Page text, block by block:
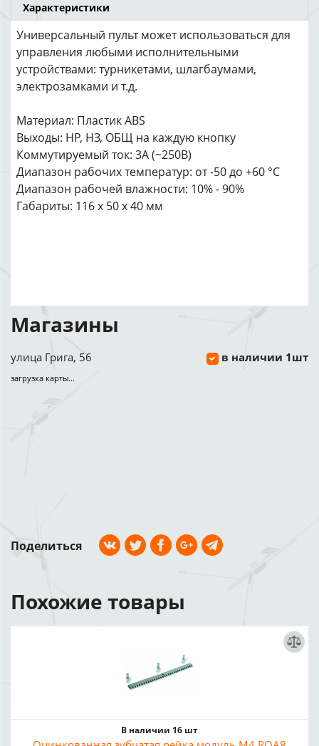
Характеристики
Универсальный пульт может использоваться для
управления любыми исполнительными
устройствами: турникетами, шлагбаумами,
электрозамками и т.д.
Материал: Пластик ABS
Выходы: НР, НЗ, ОБЩ на каждую кнопку
Коммутируемый ток: 3А (~250В)
Диапазон рабочих температур: от -50 до +60 °С
Диапазон рабочей влажности: 10% - 90%
Габариты: 116 х 50 х 40 мм
Магазины
улица Грига, 56 в наличии 1шт
загрузка карты...
Поделиться
Похожие товары
В наличии 16 шт